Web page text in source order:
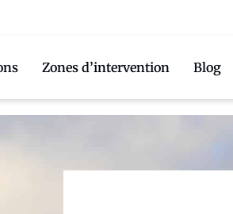
Zones d’intervention Blog